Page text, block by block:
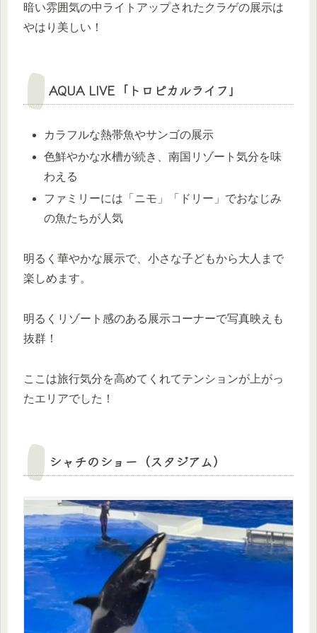
暗い雰囲気の中ライトアップされたクラゲの展示は
やはり美しい！
AQUA LIVE「トロピカルライフ」
カラフルな熱帯魚やサンゴの展示
色鮮やかな水槽が続き、南国リゾート気分を味
わえる
ファミリーには「ニモ」「ドリー」でおなじみ
の魚たちが人気
明るく華やかな展示で、小さな子どもから大人まで
楽しめます。
明るくリゾート感のある展示コーナーで写真映えも
抜群！
ここは旅行気分を高めてくれてテンションが上がっ
たエリアでした！
シャチのショー（スタジアム）